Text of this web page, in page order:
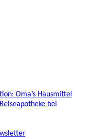
Oma’s Hausmittel
bei